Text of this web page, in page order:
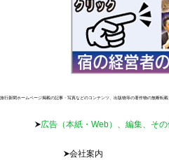
旅行新聞ホームページ掲載の記事・写真などのコンテンツ、出版物等の著作物の無断転載
広告（本紙・Web）、編集、そ
会社案内